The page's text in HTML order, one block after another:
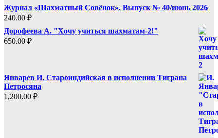
Журнал «Шахматный Совёнок». Выпуск № 40/июнь 2026
240.00 ₽
Дорофеева А. "Хочу учиться шахматам-2!"
650.00 ₽
Январев И. Староиндийская в исполнении Тиграна
Петросяна
1,200.00 ₽